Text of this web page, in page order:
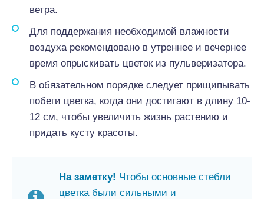
ветра.
Для поддержания необходимой влажности
воздуха рекомендовано в утреннее и вечернее
время опрыскивать цветок из пульверизатора.
В обязательном порядке следует прищипывать
побеги цветка, когда они достигают в длину 10-
12 см, чтобы увеличить жизнь растению и
придать кусту красоты.
На заметку! Чтобы основные стебли
цветка были сильными и